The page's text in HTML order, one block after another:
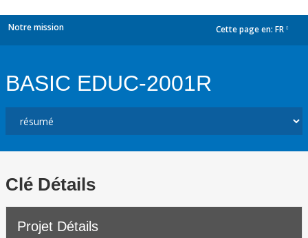
Notre mission Cette page en: FR
BASIC EDUC-2001R
Clé Détails
Projet Détails